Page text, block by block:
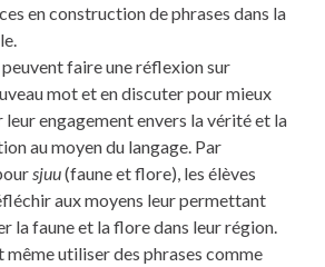
en construction de phrases dans la
peuvent faire une réflexion sur
mot et en discuter pour mieux
engagement envers la vérité et la
au moyen du langage. Par
sjuu(faune et flore), les élèves
aux moyens leur permettant
la faune et la flore dans leur région.
même utiliser des phrases comme